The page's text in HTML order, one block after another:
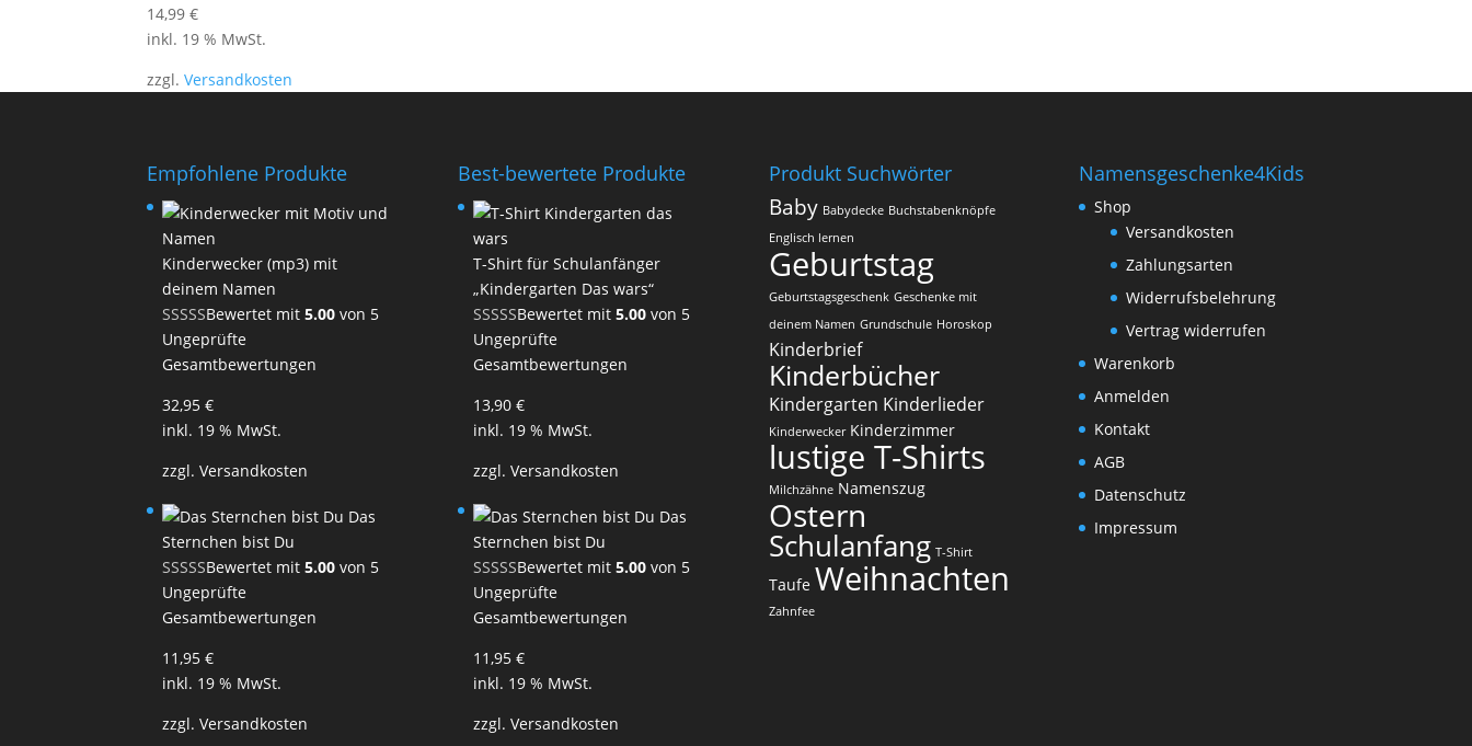
14,99€
inkl. 19 % MwSt.
zzgl.Versandkosten
Empfohlene Produkte
Kinderwecker (mp3) mit
deinem Namen
Bewertet mit5.00 von 5
Ungeprüfte
Gesamtbewertungen
32,95€
inkl. 19 % MwSt.
zzgl.Versandkosten
Das
Sternchen bist Du
Bewertet mit5.00 von 5
Ungeprüfte
Gesamtbewertungen
11,95€
inkl. 19 % MwSt.
zzgl.Versandkosten
Best-bewertete Produkte
T-Shirt für Schulanfänger
„Kindergarten Das wars“
Bewertet mit 5.00von 5
Ungeprüfte
Gesamtbewertungen
13,90 €
inkl. 19 % MwSt.
zzgl. Versandkosten
Das
Sternchen bist Du
Bewertet mit 5.00von 5
Ungeprüfte
Gesamtbewertungen
11,95 €
inkl. 19 % MwSt.
zzgl. Versandkosten
Produkt Suchwörter
Baby Babydecke Buchstabenknöpfe
Englisch lernen
Geburtstag
Geburtstagsgeschenk Geschenke mit
deinem Namen Grundschule Horoskop
Kinderbrief
Kinderbücher
Kindergarten Kinderlieder
Kinderwecker Kinderzimmer
lustige T-Shirts
Milchzähne Namenszug
Ostern
Schulanfang T-Shirt
Taufe Weihnachten
Zahnfee
Namensgeschenke4Kids
Shop
Versandkosten
Zahlungsarten
Widerrufsbelehrung
Vertrag widerrufen
Warenkorb
Anmelden
Kontakt
AGB
Datenschutz
Impressum